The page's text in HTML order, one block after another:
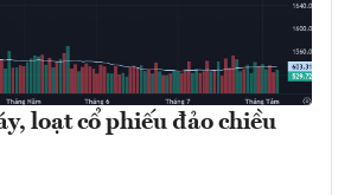
loạt cổ phiếu đảo chiều